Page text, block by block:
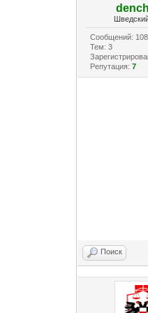
Сообщений: 108
Тем: 3
Репутация: 7
Поиск